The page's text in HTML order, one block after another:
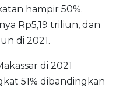
hampir 50%.
Rp5,19 triliun, dan
di 2021.
di 2021
51% dibandingkan